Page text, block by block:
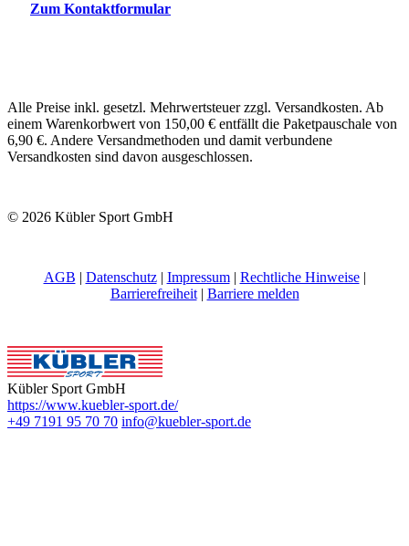
Zum Kontaktformular
Alle Preise inkl. gesetzl. Mehrwertsteuer zzgl. Versandkosten. Ab
einem Warenkorbwert von 150,00 € entfällt die Paketpauschale von
6,90 €. Andere Versandmethoden und damit verbundene
Versandkosten sind davon ausgeschlossen.
© 2026 Kübler Sport GmbH
AGB | Datenschutz| Impressum| Rechtliche Hinweise|
Barrierefreiheit| Barriere melden
Kübler Sport GmbH
https://www.kuebler-sport.de/
+49 7191 95 70 70 info@kuebler-sport.de